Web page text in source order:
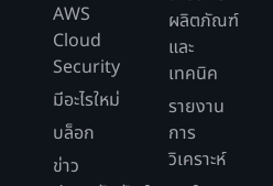
AWS
Cloud
Security
มีอะไรใหม่
บล็อก
ข่าว
ผลิตภัณฑ์
และ
เทคนิค
รายงาน
การ
วิเคราะห์